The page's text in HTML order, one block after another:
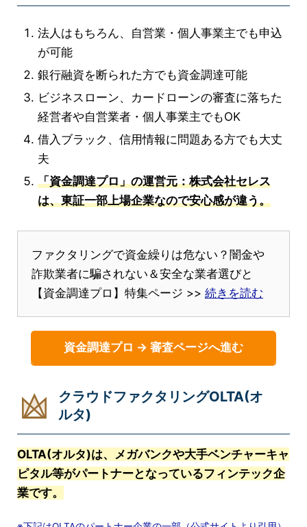
法人はもちろん、自営業・個人事業主でも申込
が可能
銀行融資を断られた方でも資金調達可能
ビジネスローン、カードローンの審査に落ちた
経営者や自営業者・個人事業主でもOK
借入ブラック、信用情報に問題ある方でも大丈
夫
「資金調達プロ」の運営元：株式会社セレス
は、東証一部上場企業なので安心感が違う。
ファクタリングで資金繰りは危ない？闇金や
詐欺業者に騙されない＆安全な業者選びと
【資金調達プロ】特集ページ >> 続きを読む
資金調達プロ → 審査ページへ進む
クラウドファクタリングOLTA(オ
ルタ)
OLTA(オルタ)は、メガバンクや大手ベンチャーキャ
ピタル等がパートナーとなっているフィンテック企
業です。